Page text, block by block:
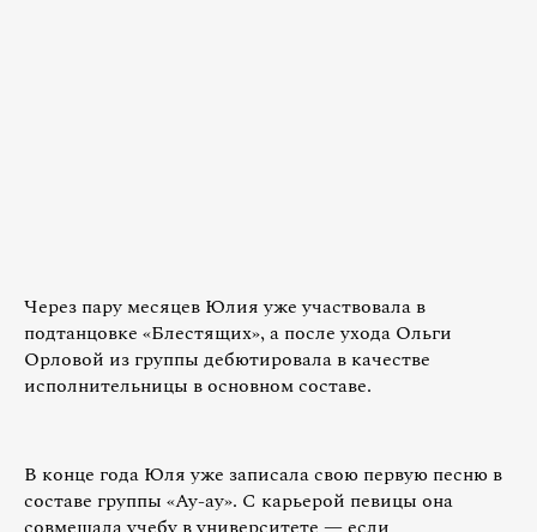
Через пару месяцев Юлия уже участвовала в
подтанцовке «Блестящих», а после ухода Ольги
Орловой из группы дебютировала в качестве
исполнительницы в основном составе.
В конце года Юля уже записала свою первую песню в
составе группы «Ау-ау». С карьерой певицы она